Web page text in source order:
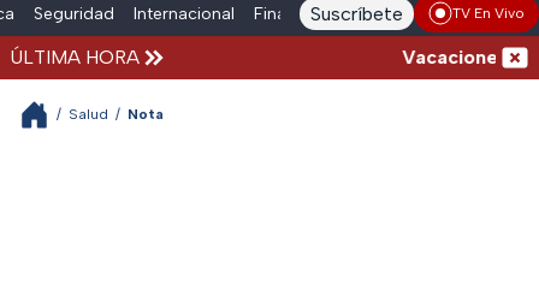
Seguridad Internacional Finanzas adn Noticias Radio
Suscríbete TV En Vivo
ÚLTIMA HORA Vacaciones de
/ Salud / Nota